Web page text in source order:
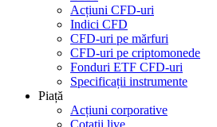
Acțiuni CFD-uri
Indici CFD
CFD-uri pe mărfuri
CFD-uri pe criptomonede
Fonduri ETF CFD-uri
Specificații instrumente
Piață
Acțiuni corporative